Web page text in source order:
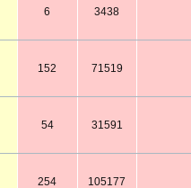
6 3438
152 71519
54 31591
254 105177